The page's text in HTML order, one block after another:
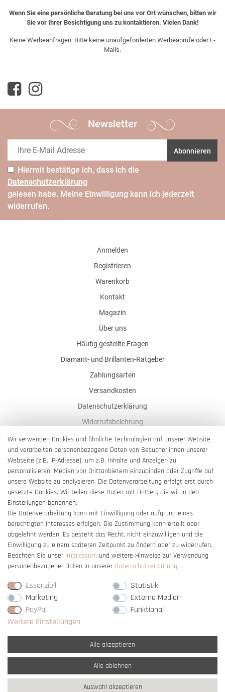
Wenn Sie eine persönliche Beratung bei uns vor Ort wünschen, bitten wir
Sie vor Ihrer Besichtigung uns zu kontaktieren. Vielen Dank!
Keine Werbeanfragen: Bitte keine unaufgeforderten Werbeanrufe oder E-
Mails.
Newsletter
Abonnieren
Hiermit bestätige ich, dass ich die
Daten­schutz­erklärung
gelesen habe. Meine Einwilligung kann ich jederzeit
widerrufen.
Anmelden
Registrieren
Warenkorb
Kontakt
Magazin
Über uns
Häufig gestellte Fragen
Diamant- und Brillanten-Ratgeber
Zahlungsarten
Versandkosten
Datenschutzerklärung
Widerrufsbelehrung
AGB
Impressum
Barrierefreiheitserklärung
Vertrag widerrufen
* Alle Preise verstehen sich inkl. gesetzl. MwSt. undzzgl. Versandkosten
** Nur innerhalb Deutschlands© copyright 2007-2026 Schmuck Krone / Alle
Wir verwenden Cookies und ähnliche Technologien auf unserer Website
und verarbeiten personenbezogene Daten von Besucher:innen unserer
Webseite (z.B. IP-Adresse), um z.B. Inhalte und Anzeigen zu
personalisieren, Medien von Drittanbietern einzubinden oder Zugriffe auf
unsere Website zu analysieren. Die Datenverarbeitung erfolgt erst durch
gesetzte Cookies. Wir teilen diese Daten mit Dritten, die wir in den
Einstellungen benennen.
Die Datenverarbeitung kann mit Einwilligung oder aufgrund eines
berechtigten Interesses erfolgen. Die Zustimmung kann erteilt oder
abgelehnt werden. Es besteht das Recht, nicht einzuwilligen und die
Einwilligung zu einem späteren Zeitpunkt zu ändern oder zu widerrufen.
Beachten Sie unser Impressum und weitere Hinweise zur Verwendung
personenbezogener Daten in unserer Daten­schutz­erklärung.
Essenziell
Statistik
Marketing
Externe Medien
PayPal
Funktional
Weitere Einstellungen
Alle akzeptieren
Alle ablehnen
Auswahl akzeptieren